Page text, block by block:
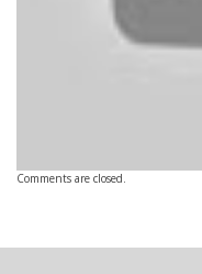
Comments are closed.